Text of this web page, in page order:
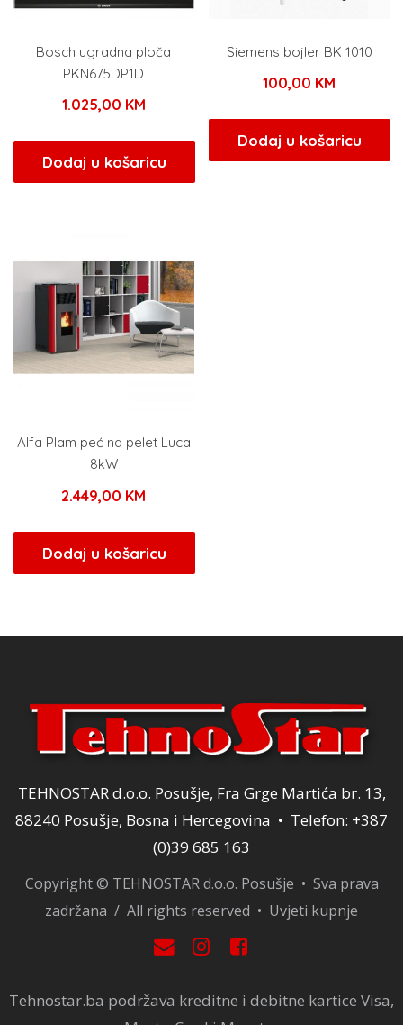
Bosch ugradna ploča
PKN675DP1D
1.025,00 KM
Dodaj u košaricu
Siemens bojler BK 1010
100,00 KM
Dodaj u košaricu
Alfa Plam peć na pelet Luca
8kW
2.449,00 KM
Dodaj u košaricu
TEHNOSTAR d.o.o. Posušje, Fra Grge Martića br. 13,
88240 Posušje, Bosna i Hercegovina • Telefon: +387
(0)39 685 163
Copyright © TEHNOSTAR d.o.o. Posušje • Sva prava
zadržana / All rights reserved • Uvjeti kupnje
Tehnostar.ba podržava kreditne i debitne kartice Visa,